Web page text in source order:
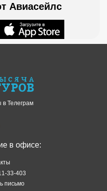
Авиасейлс
Телеграм
в офисе:
33-403
письмо